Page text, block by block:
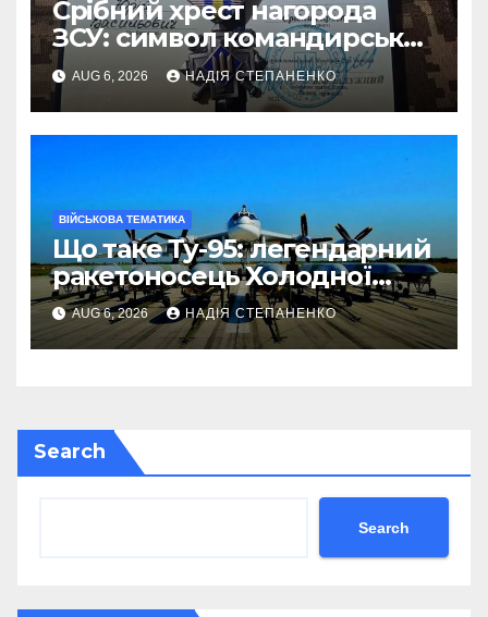
Срібний хрест нагорода
ЗСУ: символ командирської
майстерності
AUG 6, 2026 НАДІЯ СТЕПАНЕНКО
ВІЙСЬКОВА ТЕМАТИКА
Що таке Ту-95: легендарний
ракетоносець Холодної
війни
AUG 6, 2026 НАДІЯ СТЕПАНЕНКО
Search
Search